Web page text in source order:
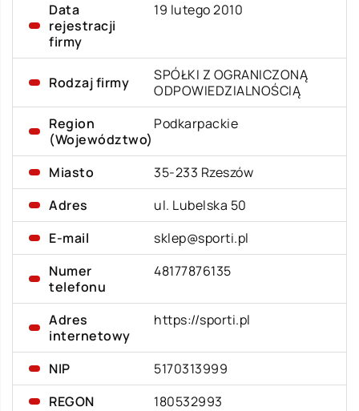
Data
rejestracji
firmy
19 lutego 2010
Rodzaj firmy
SPÓŁKI Z OGRANICZONĄ
ODPOWIEDZIALNOŚCIĄ
Region
(Województwo)
Podkarpackie
Miasto
35-233 Rzeszów
Adres
ul. Lubelska 50
E-mail
sklep@sporti.pl
Numer
telefonu
48177876135
Adres
internetowy
https://sporti.pl
NIP
5170313999
REGON
180532993